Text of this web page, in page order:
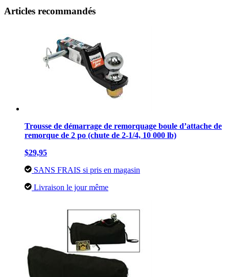
Articles recommandés
Trousse de démarrage de remorquage boule d’attache de
remorque de 2 po (chute de 2-1/4, 10 000 lb)
$29,95
SANS FRAIS si pris en magasin
Livraison le jour même